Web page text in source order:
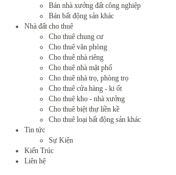
Bán nhà xưởng đất công nghiệp
Bán bất động sản khác
Nhà đất cho thuê
Cho thuê chung cư
Cho thuê văn phòng
Cho thuê nhà riêng
Cho thuê nhà mặt phố
Cho thuê nhà trọ, phòng trọ
Cho thuê cửa hàng - ki ốt
Cho thuê kho - nhà xưởng
Cho thuê biệt thự liền kề
Cho thuê loại bất động sản khác
Tin tức
Sự Kiện
Kiến Trúc
Liên hệ